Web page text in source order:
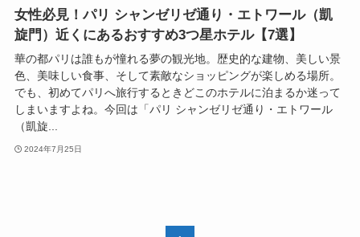
女性必見！パリ シャンゼリゼ通り・エトワール（凱
旋門）近くにあるおすすめ3つ星ホテル【7選】
華の都パリは誰もが憧れる夢の観光地。歴史的な建物、美しい景
色、美味しい食事、そして素敵なショッピングが楽しめる場所。
でも、初めてパリへ旅行するときどこのホテルに泊まるか迷って
しまいますよね。今回は「パリ シャンゼリゼ通り・エトワール
（凱旋...
2024年7月25日